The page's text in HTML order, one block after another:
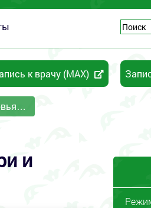
к врачу (MAX)
и